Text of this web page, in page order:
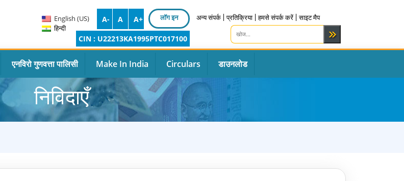
English (US)
हिन्दी
A- A A+ लॉग इन अन्य संपर्क प्रतिक्रिया हमसे संपर्क करें साइट मैप
CIN : U22213KA1995PTC017100
एनविरो गुणवत्ता पालिसी Make In India Circulars डाउनलोड
निविदाएँ